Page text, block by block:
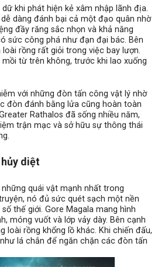
khi phát hiện kẻ xâm nhập lãnh địa.
dàng đánh bại cả một đạo quân nhờ
đầy răng sắc nhọn và khả năng
sức công phá như đạn đại bác. Bên
rồng rất giỏi trong việc bay lượn.
từ trên không, trước khi lao xuống
với những đòn tấn công vật lý nhờ
đòn đánh bằng lửa cũng hoàn toàn
Rathalos đã sống nhiều năm,
trận mạc và sở hữu sự thông thái
diệt
quái vật mạnh nhất trong
nó đủ sức quét sạch một nền
thế giới. Gore Magala mang hình
móng vuốt và lớp vảy dày. Bên cạnh
loài rồng khổng lồ khác. Khi chiến đấu,
lá chắn để ngăn chặn các đòn tấn